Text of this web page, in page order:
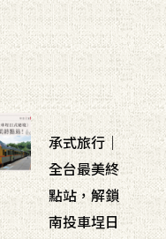
承式旅行｜
全台最美終
點站，解鎖
南投車埕日